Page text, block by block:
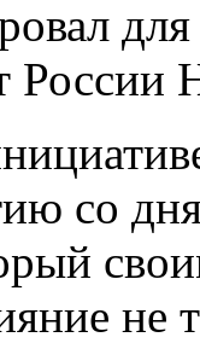
России
со
не